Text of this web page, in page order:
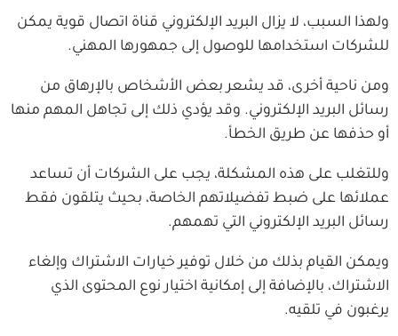
ولهذا السبب، لا يزال البريد الإلكتروني قناة اتصال قوية يمكن
للشركات استخدامها للوصول إلى جمهورها المهني.
ومن ناحية أخرى، قد يشعر بعض الأشخاص بالإرهاق من
رسائل البريد الإلكتروني. وقد يؤدي ذلك إلى تجاهل المهم منها
أو حذفها عن طريق الخطأ.
وللتغلب على هذه المشكلة، يجب على الشركات أن تساعد
عملائها على ضبط تفضيلاتهم الخاصة، بحيث يتلقون فقط
رسائل البريد الإلكتروني التي تهمهم.
ويمكن القيام بذلك من خلال توفير خيارات الاشتراك وإلغاء
الاشتراك، بالإضافة إلى إمكانية اختيار نوع المحتوى الذي
يرغبون في تلقيه.